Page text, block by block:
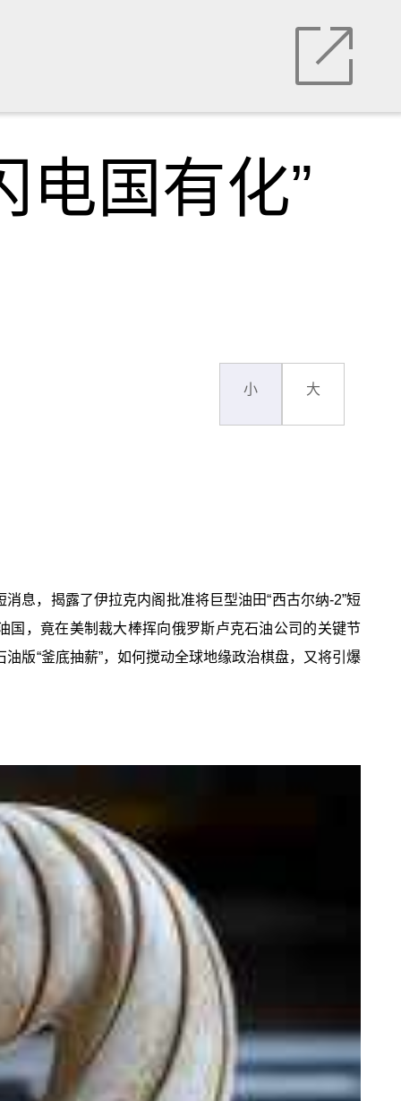
电国有化”
小 大
息，揭露了伊拉克内阁批准将巨型油田“西古尔纳-2”短
，竟在美制裁大棒挥向俄罗斯卢克石油公司的关键节
版“釜底抽薪”，如何搅动全球地缘政治棋盘，又将引爆